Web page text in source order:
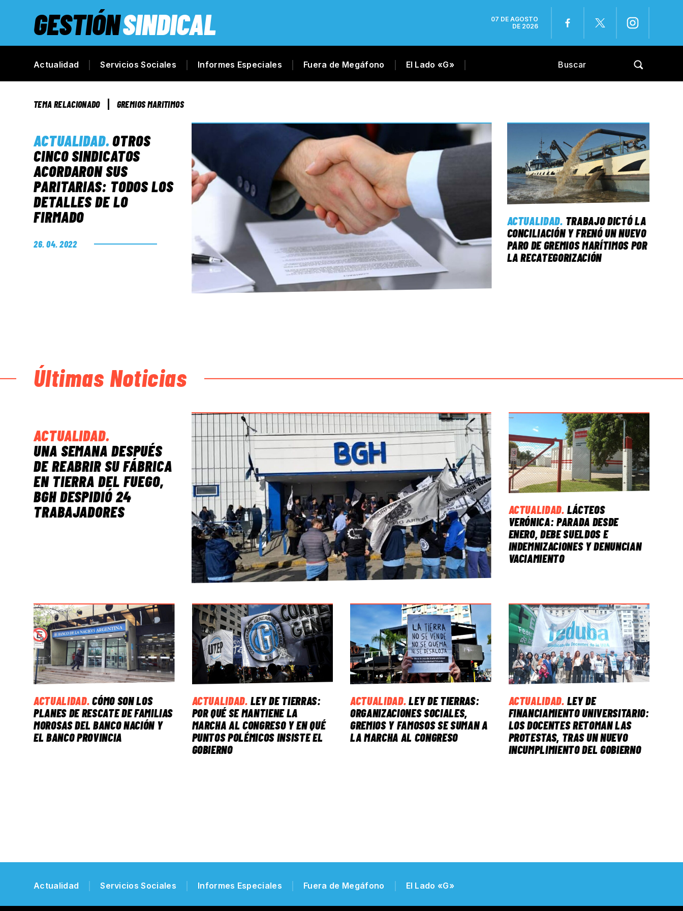
GESTIÓNSINDICAL
07 DE AGOSTO
DE 2026
Actualidad Servicios Sociales Informes Especiales Fuera de Megáfono El Lado «G»
TEMA RELACIONADO GREMIOS MARITIMOS
ACTUALIDAD.OTROS
CINCO SINDICATOS
ACORDARON SUS
PARITARIAS: TODOS LOS
DETALLES DE LO
FIRMADO
26. 04. 2022
ACTUALIDAD. TRABAJO DICTÓ LA
CONCILIACIÓN Y FRENÓ UN NUEVO
PARO DE GREMIOS MARÍTIMOS POR
LA RECATEGORIZACIÓN
Últimas Noticias
ACTUALIDAD.
UNA SEMANA DESPUÉS
DE REABRIR SU FÁBRICA
EN TIERRA DEL FUEGO,
BGH DESPIDIÓ 24
TRABAJADORES
ACTUALIDAD. LÁCTEOS
VERÓNICA: PARADA DESDE
ENERO, DEBE SUELDOS E
INDEMNIZACIONES Y DENUNCIAN
VACIAMIENTO
ACTUALIDAD. CÓMO SON LOS
PLANES DE RESCATE DE FAMILIAS
MOROSAS DEL BANCO NACIÓN Y
EL BANCO PROVINCIA
ACTUALIDAD. LEY DE TIERRAS:
POR QUÉ SE MANTIENE LA
MARCHA AL CONGRESO Y EN QUÉ
PUNTOS POLÉMICOS INSISTE EL
GOBIERNO
ACTUALIDAD. LEY DE TIERRAS:
ORGANIZACIONES SOCIALES,
GREMIOS Y FAMOSOS SE SUMAN A
LA MARCHA AL CONGRESO
ACTUALIDAD. LEY DE
FINANCIAMIENTO UNIVERSITARIO:
LOS DOCENTES RETOMAN LAS
PROTESTAS, TRAS UN NUEVO
INCUMPLIMIENTO DEL GOBIERNO
Actualidad Servicios Sociales Informes Especiales Fuera de Megáfono El Lado «G»